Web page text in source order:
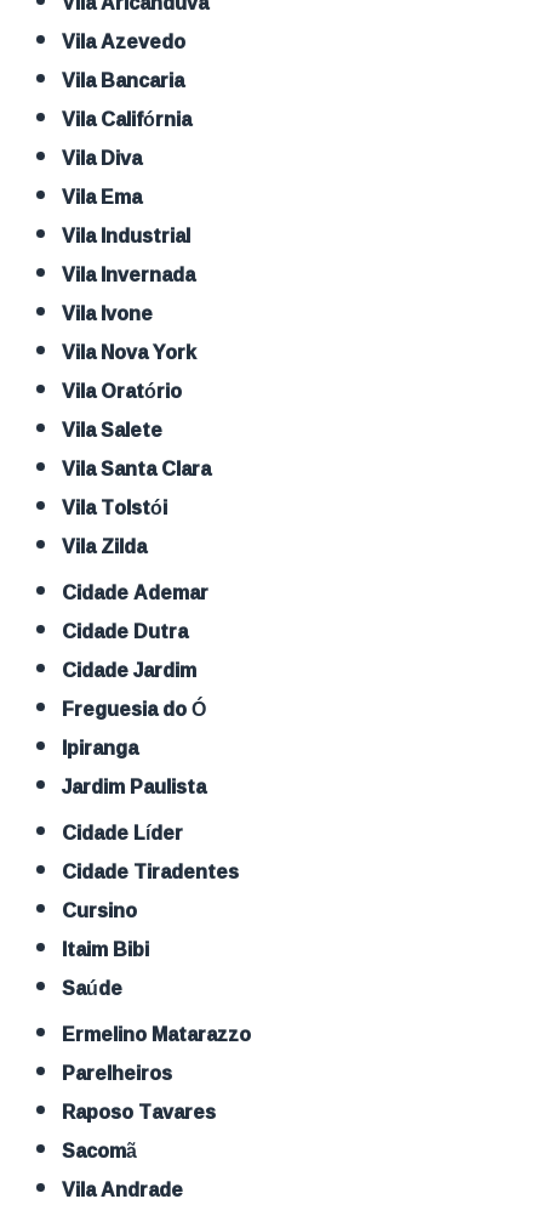
Vila Azevedo
Vila Bancaria
Vila Califórnia
Vila Diva
Vila Ema
Vila Industrial
Vila Invernada
Vila Ivone
Vila Nova York
Vila Oratório
Vila Salete
Vila Santa Clara
Vila Tolstói
Vila Zilda
Cidade Ademar
Cidade Dutra
Cidade Jardim
Freguesia do Ó
Ipiranga
Jardim Paulista
Cidade Líder
Cidade Tiradentes
Cursino
Itaim Bibi
Saúde
Ermelino Matarazzo
Parelheiros
Raposo Tavares
Sacomã
Vila Andrade